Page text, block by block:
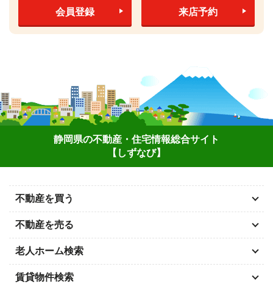
会員登録 来店予約
静岡県の不動産・住宅情報総合サイト
【しずなび】
不動産を買う
不動産を売る
老人ホーム検索
賃貸物件検索